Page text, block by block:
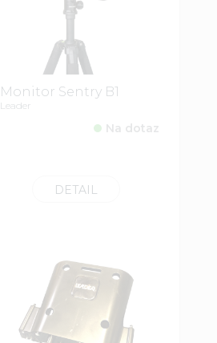
Monitor Sentry B1
Leader
Na dotaz
DETAIL